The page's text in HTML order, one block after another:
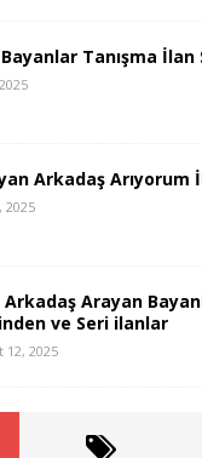
Tanışma İlan
Arkadaş Arıyorum
2025
Arkadaş Arayan
ve Seri ilanlar
12, 2025